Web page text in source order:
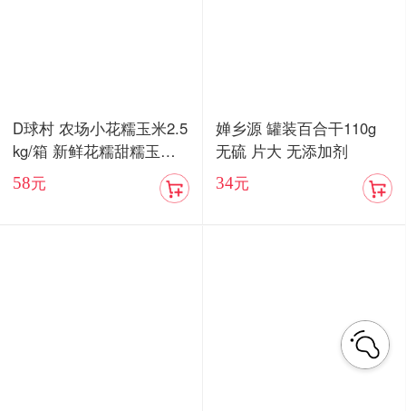
D球村 农场小花糯玉米2.5
kg/箱 新鲜花糯甜糯玉米
棒真空
58元
婵乡源 罐装百合干110g
无硫 片大 无添加剂
34元